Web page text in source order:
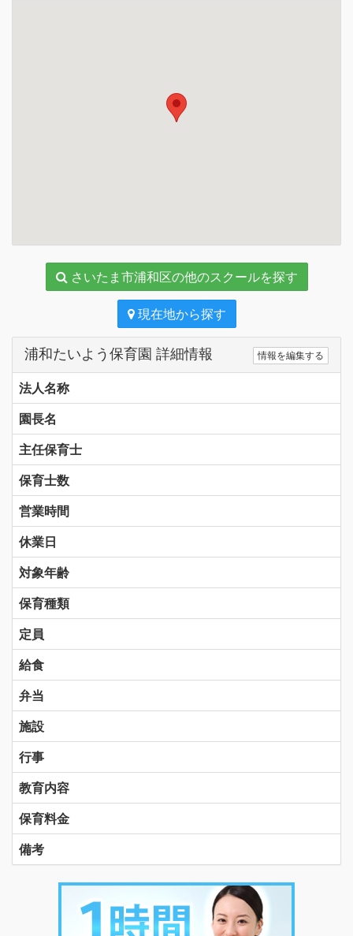
さいたま市浦和区の他のスクールを探す
現在地から探す
浦和たいよう保育園 詳細情報 情報を編集する
法人名称
園長名
主任保育士
保育士数
営業時間
休業日
対象年齢
保育種類
定員
給食
弁当
施設
行事
教育内容
保育料金
備考